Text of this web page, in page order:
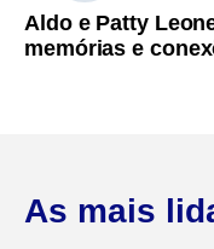
Aldo e Patty
memórias e
As mais